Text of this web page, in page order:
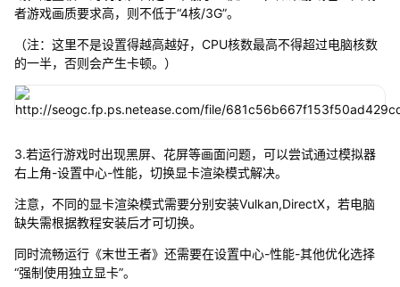
者游戏画质要求高，则不低于“4核/3G”。
（注：这里不是设置得越高越好，CPU核数最高不得超过电脑核数
的一半，否则会产生卡顿。）
3.若运行游戏时出现黑屏、花屏等画面问题，可以尝试通过模拟器
右上角-设置中心-性能，切换显卡渲染模式解决。
注意，不同的显卡渲染模式需要分别安装Vulkan,DirectX，若电脑
缺失需根据教程安装后才可切换。
同时流畅运行《末世王者》还需要在设置中心-性能-其他优化选择
“强制使用独立显卡”。